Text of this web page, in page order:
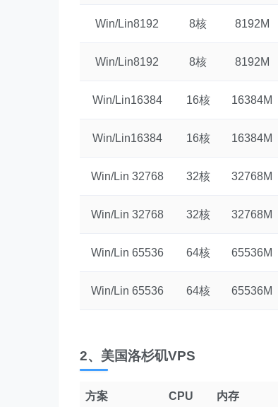
Win/Lin8192 8核 8192M
Win/Lin8192 8核 8192M
Win/Lin16384 16核 16384M
Win/Lin16384 16核 16384M
Win/Lin 32768 32核 32768M
Win/Lin 32768 32核 32768M
Win/Lin 65536 64核 65536M
Win/Lin 65536 64核 65536M
2、美国洛杉矶VPS
方案 CPU 内存